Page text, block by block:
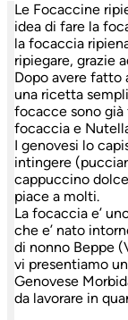
Le Focaccine
idea di fare la
la focaccia
ripiegare, grazie
Dopo avere fatto
una ricetta
focacce sono
focaccia e
I genovesi lo
intingere
cappuccino
piace a molti.
La focaccia e’
che e’ nato
di nonno Beppe
vi presentiamo
Genovese
da lavorare in